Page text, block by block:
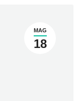
MAG
18